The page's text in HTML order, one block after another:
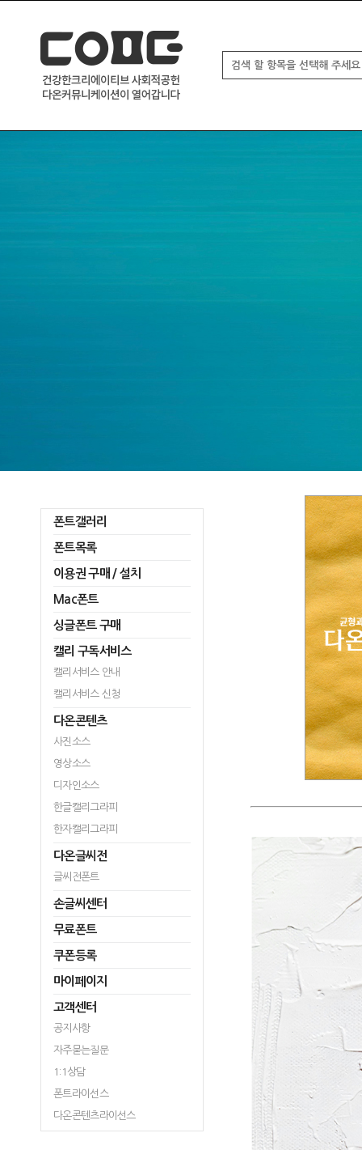
폰트갤러리
폰트목록
이용권 구매 / 설치
Mac폰트
싱글폰트 구매
캘리 구독서비스
캘리서비스 안내
캘리서비스 신청
다온콘텐츠
사진소스
영상소스
디자인소스
한글캘리그라피
한자캘리그라피
다온글씨전
글씨전폰트
손글씨센터
무료폰트
쿠폰등록
마이페이지
고객센터
공지사항
자주묻는질문
1:1상담
폰트라이선스
다온콘텐츠라이선스